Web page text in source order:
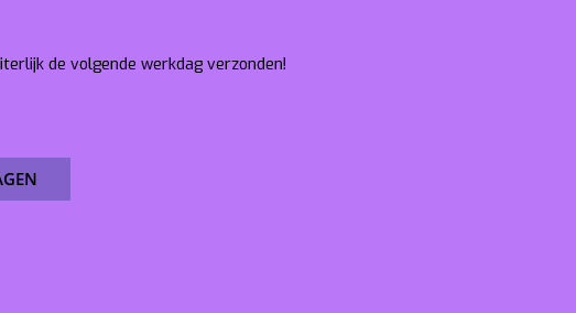
de volgende werkdag verzonden!